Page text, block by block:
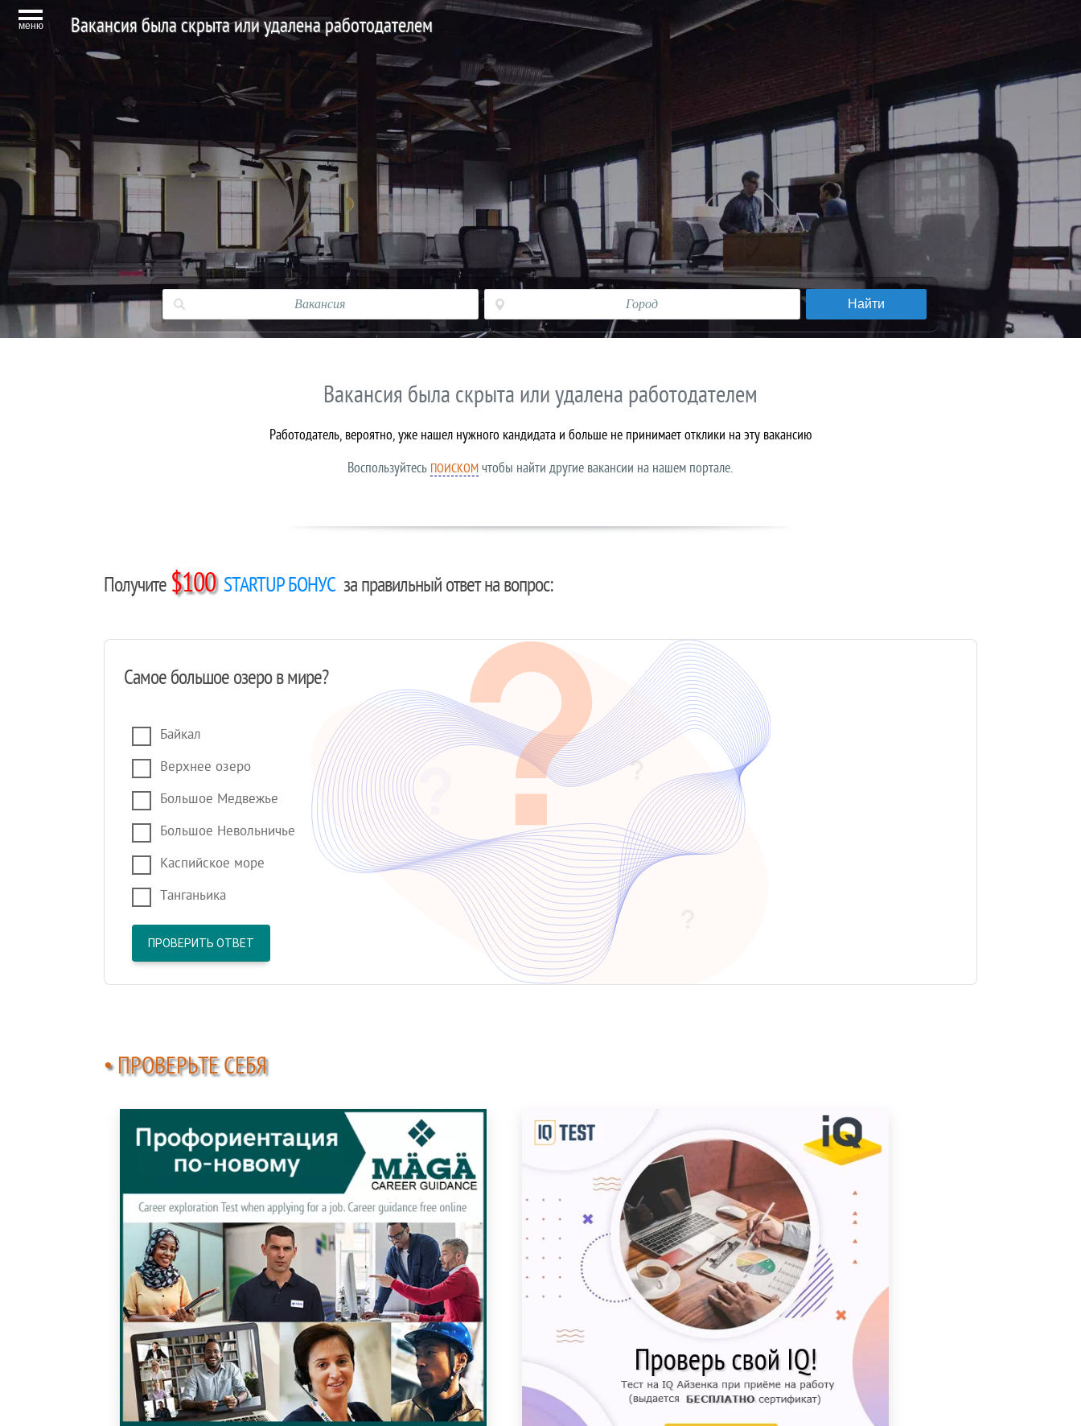
меню Вакансия была скрыта или удалена работодателем
Вакансия была скрыта или удалена работодателем
Работодатель, вероятно, уже нашел нужного кандидата и больше не принимает отклики на эту вакансию
Воспользуйтесь ПОИСКОМ чтобы найти другие вакансии на нашем портале.
Получите $100 STARTUP БОНУС за правильный ответ на вопрос:
Самое большое озеро в мире?
Байкал
Верхнее озеро
Большое Медвежье
Большое Невольничье
Каспийское море
Танганьика
ПРОВЕРИТЬ ОТВЕТ
• ПРОВЕРЬТЕ СЕБЯ